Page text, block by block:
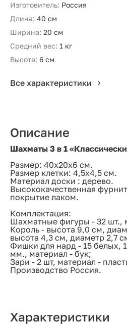
Изготовитель: Россия
Длина: 40 см
Ширина: 20 см
Средний вес: 1 кг
Высота: 6 см
Все характеристики
Описание
Шахматы 3 в 1
Размер: 40х20х6 см.
Размер клетки: 4,5х4,5 см.
Материал доски : дерево.
Высококачественная
покрытие лаком.
Комплектация:
Шахматные фигуры - 32 шт.,
Король - высота 9,0 см,
высота 4,3 см, диаметр 2,7
Фишки для нард - 15 белых,
мм., материал - бук;
Зари - 2 шт, материал -
Производство Россия.
Характеристики